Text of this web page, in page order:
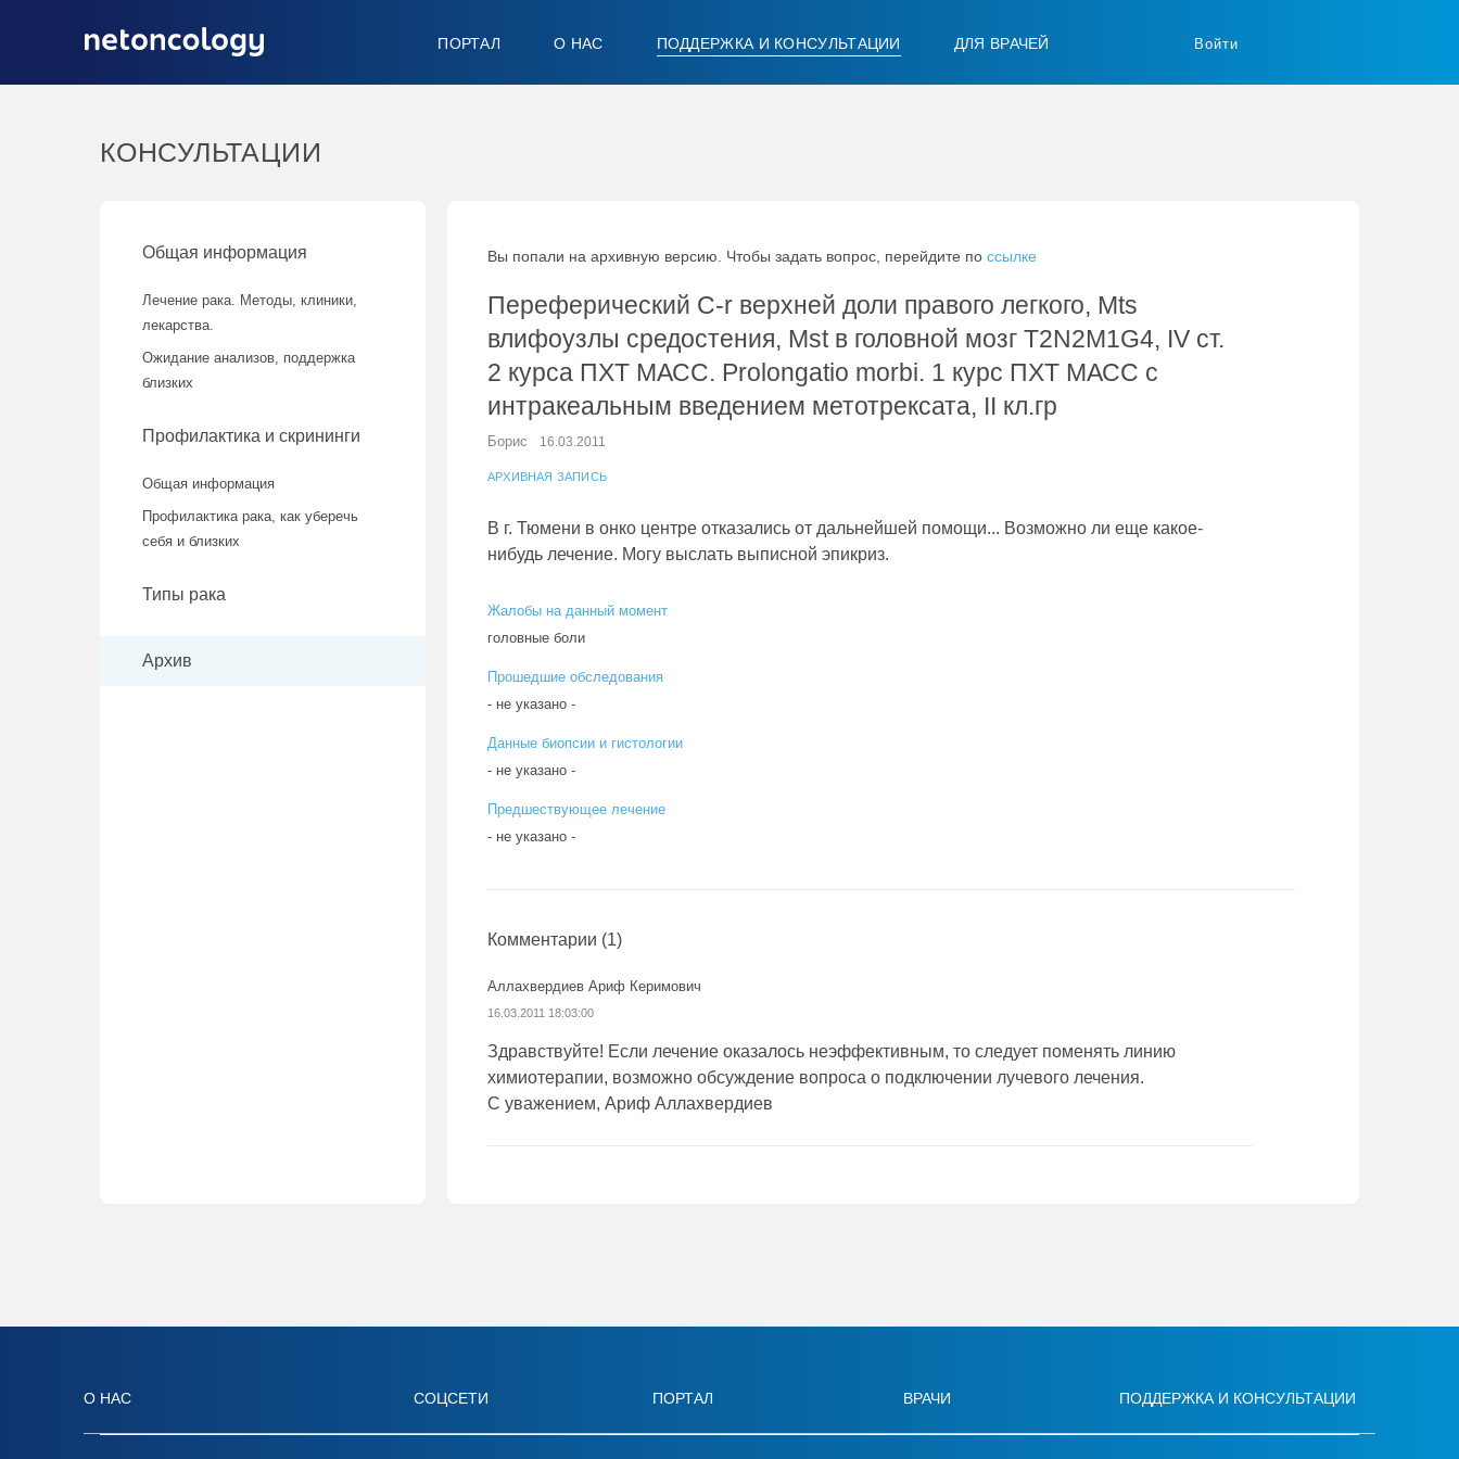
ПОРТАЛ О НАС ПОДДЕРЖКА И КОНСУЛЬТАЦИИ ДЛЯ ВРАЧЕЙ Войти
КОНСУЛЬТАЦИИ
Общая информация
Лечение рака. Методы, клиники,
лекарства.
Ожидание анализов, поддержка
близких
Профилактика и скрининги
Общая информация
Профилактика рака, как уберечь
себя и близких
Типы рака
Архив
Вы попали на архивную версию. Чтобы задать вопрос, перейдите по ссылке
Переферический C-r верхней доли правого легкого, Mts
влифоузлы средостения, Mst в головной мозг T2N2M1G4, IV ст.
2 курса ПХТ МАСС. Prolongatio morbi. 1 курс ПХТ МАСС с
интракеальным введением метотрексата, II кл.гр
Борис 16.03.2011
АРХИВНАЯ ЗАПИСЬ
В г. Тюмени в онко центре отказались от дальнейшей помощи... Возможно ли еще какое-
нибудь лечение. Могу выслать выписной эпикриз.
Жалобы на данный момент
головные боли
Прошедшие обследования
- не указано -
Данные биопсии и гистологии
- не указано -
Предшествующее лечение
- не указано -
Комментарии (1)
Аллахвердиев Ариф Керимович
16.03.2011 18:03:00
Здравствуйте! Если лечение оказалось неэффективным, то следует поменять линию
химиотерапии, возможно обсуждение вопроса о подключении лучевого лечения.
С уважением, Ариф Аллахвердиев
О НАС СОЦСЕТИ ПОРТАЛ ВРАЧИ ПОДДЕРЖКА И КОНСУЛЬТАЦИИ